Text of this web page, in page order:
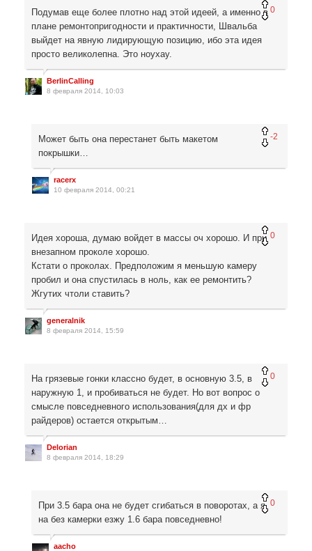
0
Подумав еще более плотно над этой идеей, а именно в
плане ремонтопригодности и практичности, Швальба
выйдет на явную лидирующую позицию, ибо эта идея
просто великолепна. Это ноухау.
BerlinCalling
8 февраля 2014, 10:03
-2
Может быть она перестанет быть макетом
покрышки…
racerx
10 февраля 2014, 00:21
0
Идея хороша, думаю войдет в массы оч хорошо. И при
внезапном проколе хорошо.
Кстати о проколах. Предположим я меньшую камеру
пробил и она спустилась в ноль, как ее ремонтить?
Жгутих чтоли ставить?
generalnik
8 февраля 2014, 15:59
0
На грязевые гонки классно будет, в основную 3.5, в
наружную 1, и пробиваться не будет. Но вот вопрос о
смысле повседневного использования(для дх и фр
райдеров) остается открытым…
Delorian
8 февраля 2014, 18:29
0
При 3.5 бара она не будет сгибаться в поворотах, а я
на без камерки езжу 1.6 бара повседневно!
aacho